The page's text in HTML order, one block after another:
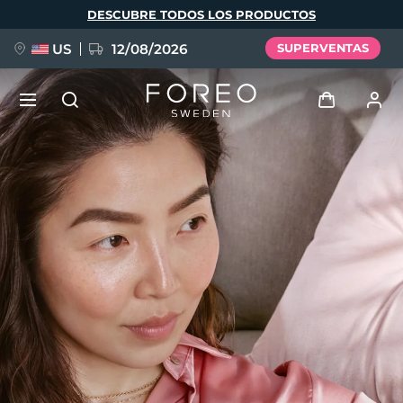
DESCUBRE TODOS LOS PRODUCTOS
US 12/08/2026 SUPERVENTAS
Iniciar sesión
Perfil de usuario
Mis dispositivos
Mis pedidos
Mis direcciones
Mis suscripciones
NUEVO
FAQ™ Pure Beauty-Tech Elixir
BREAKING NEWS
issa™ Teeth Whitening Set
Idioma
English Deutsch
Español
Français
Italiano
Português
Polski
Svenska
Русский
Türkçe
简体中文 繁體中文